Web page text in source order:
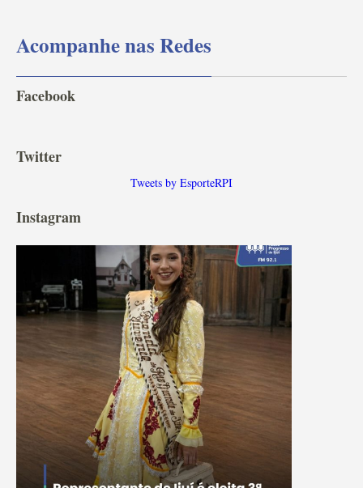
Acompanhe nas Redes
Facebook
Twitter
Tweets by EsporteRPI
Instagram